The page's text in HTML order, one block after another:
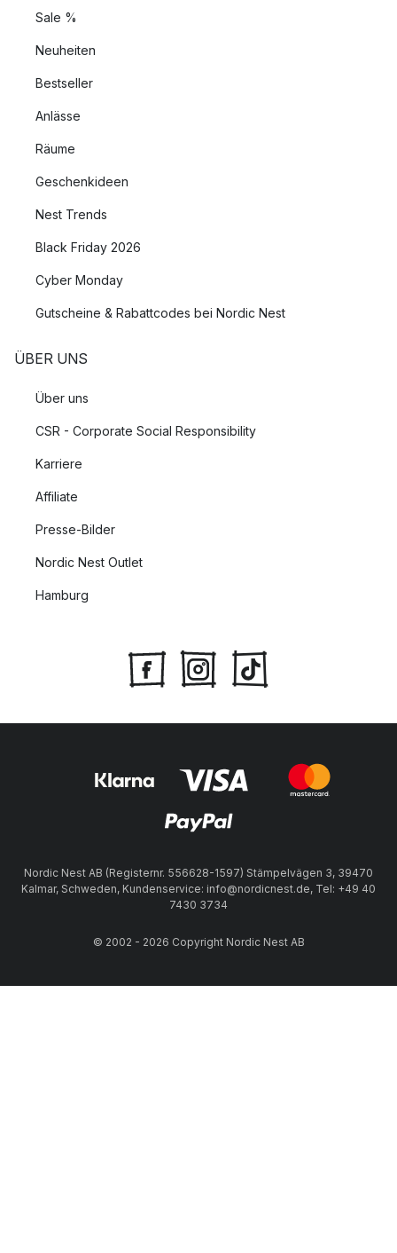
Sale %
Neuheiten
Bestseller
Anlässe
Räume
Geschenkideen
Nest Trends
Black Friday 2026
Cyber Monday
Gutscheine & Rabattcodes bei Nordic Nest
ÜBER UNS
Über uns
CSR - Corporate Social Responsibility
Karriere
Affiliate
Presse-Bilder
Nordic Nest Outlet
Hamburg
Nordic Nest AB (Registernr. 556628-1597) Stämpelvägen 3, 39470
Kalmar, Schweden, Kundenservice: info@nordicnest.de, Tel: +49 40
7430 3734
© 2002 - 2026 Copyright Nordic Nest AB